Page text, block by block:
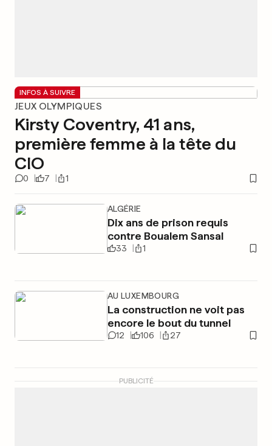
INFOS À SUIVRE
JEUX OLYMPIQUES
Kirsty Coventry, 41 ans,
première femme à la tête du
CIO
0 7 1
ALGÉRIE
Dix ans de prison requis
contre Boualem Sansal
33 1
AU LUXEMBOURG
La construction ne voit pas
encore le bout du tunnel
12 106 27
PUBLICITÉ